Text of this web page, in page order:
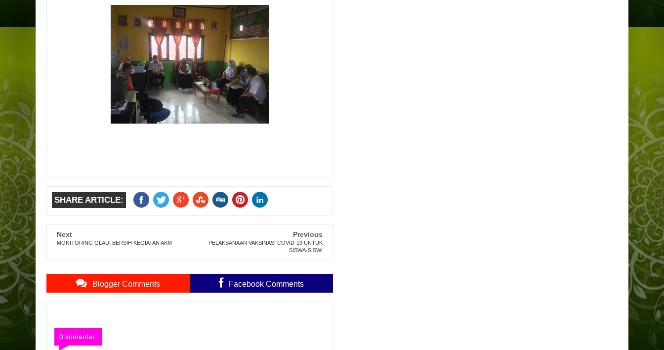
SHARE ARTICLE:
Next
MONITORING GLADI BERSIH KEGIATAN AKM
Previous
PELAKSANAAN VAKSINASI COVID-19 UNTUK
SISWA-SISWI
Blogger Comments Facebook Comments
0 komentar: